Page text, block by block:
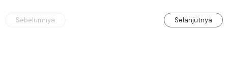
Sebelumnya Selanjutnya